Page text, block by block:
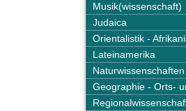
Musik(wissenschaft)
Judaica
Orientalistik -
Lateinamerika
Naturwissenschaften
Geographie - Orts-